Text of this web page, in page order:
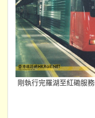
剛執行完羅湖至紅磡服